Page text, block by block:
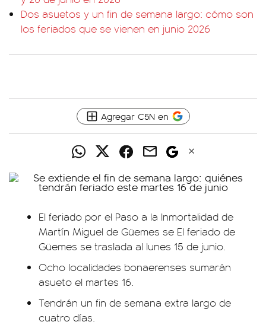
Dos asuetos y un fin de semana largo: cómo son
los feriados que se vienen en junio 2026
Agregar C5N en
El feriado por el Paso a la Inmortalidad de
Martín Miguel de Güemes se El feriado de
Güemes se traslada al lunes 15 de junio.
Ocho localidades bonaerenses sumarán
asueto el martes 16.
Tendrán un fin de semana extra largo de
cuatro días.